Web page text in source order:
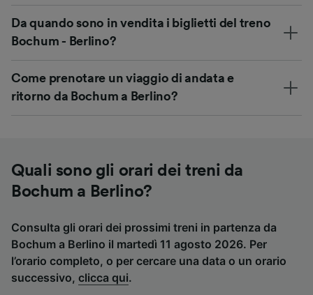
Da quando sono in vendita i biglietti del treno
Bochum - Berlino?
Come prenotare un viaggio di andata e
ritorno da Bochum a Berlino?
Quali sono gli orari dei treni da
Bochum a Berlino?
Consulta gli orari dei prossimi treni in partenza da
Bochum a Berlino il martedì 11 agosto 2026. Per
l’orario completo, o per cercare una data o un orario
successivo, clicca qui.